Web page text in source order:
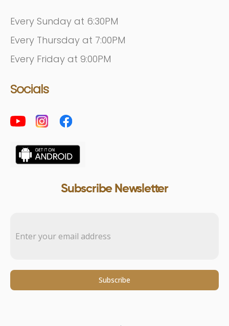
Every Sunday at 6:30PM
Every Thursday at 7:00PM
Every Friday at 9:00PM
Socials
Subscribe Newsletter
Subscribe